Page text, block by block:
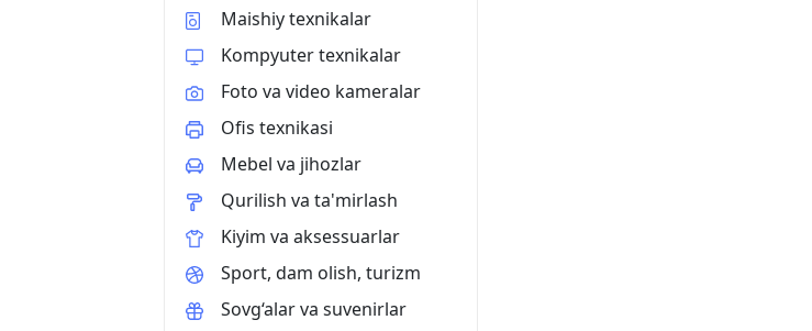
Maishiy texnikalar
Kompyuter texnikalar
Foto va video kameralar
Ofis texnikasi
Mebel va jihozlar
Qurilish va ta'mirlash
Kiyim va aksessuarlar
Sport, dam olish, turizm
Sovg‘alar va suvenirlar